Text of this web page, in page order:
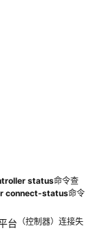
status命令查
connect-status命令
台 （控制器）连接失